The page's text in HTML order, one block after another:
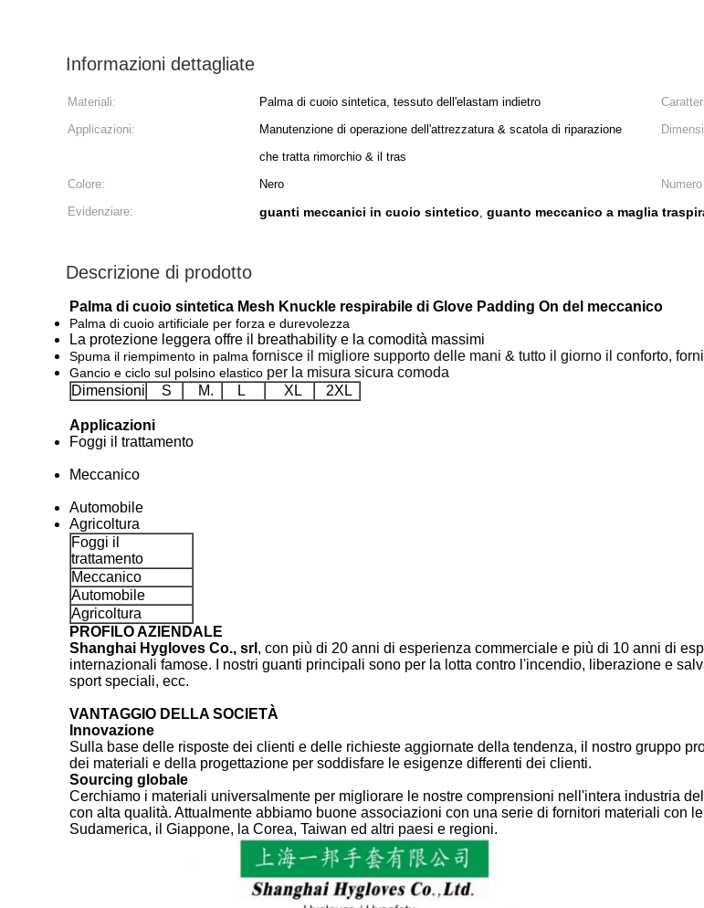
Informazioni dettagliate
Materiali: Palma di cuoio sintetica, tessuto dell'elastam indietro
Applicazioni:
Manutenzione di operazione dell'attrezzatura & scatola di riparazione
che tratta rimorchio & il tras
Colore: Nero
Evidenziare:
guanti meccanici in cuoio sintetico, guanto meccanico a maglia
Descrizione di prodotto
Palma di cuoio sintetica Mesh Knuckle respirabile di Glove Padding On del meccanico
Palma di cuoio artificiale per forza e durevolezza
La protezione leggera offre il breathability e la comodità massimi
Spuma il riempimento in palma fornisce il migliore supporto delle mani & tutto il giorno il conforto,
Gancio e ciclo sul polsino elastico per la misura sicura comoda
Dimensioni
S M. L XL 2XL
Applicazioni
Foggi il trattamento
Meccanico
Automobile
Agricoltura
Foggi il
trattamento
Meccanico
Automobile
Agricoltura
PROFILO AZIENDALE
Shanghai Hygloves Co., srl , con più di 20 anni di esperienza commerciale e più di 10 anni di
internazionali famose. I nostri guanti principali sono per la lotta contro l'incendio, liberazione e
sport speciali, ecc.
VANTAGGIO DELLA SOCIETÀ
Innovazione
Sulla base delle risposte dei clienti e delle richieste aggiornate della tendenza, il nostro gruppo
dei materiali e della progettazione per soddisfare le esigenze differenti dei clienti.
Sourcing globale
Cerchiamo i materiali universalmente per migliorare le nostre comprensioni nell'intera industria
con alta qualità. Attualmente abbiamo buone associazioni con una serie di fornitori materiali con
Sudamerica, il Giappone, la Corea, Taiwan ed altri paesi e regioni.